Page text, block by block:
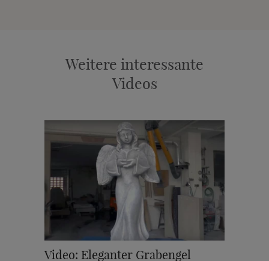
Weitere interessante
Videos
Video: Eleganter Grabengel